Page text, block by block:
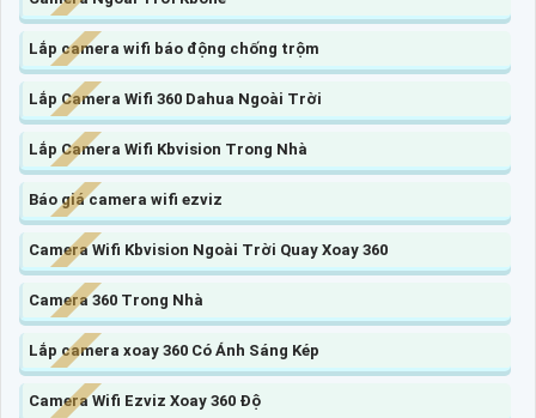
Lắp camera wifi báo động chống trộm
Lắp Camera Wifi 360 Dahua Ngoài Trời
Lắp Camera Wifi Kbvision Trong Nhà
Báo giá camera wifi ezviz
Camera Wifi Kbvision Ngoài Trời Quay Xoay 360
Camera 360 Trong Nhà
Lắp camera xoay 360 Có Ánh Sáng Kép
Camera Wifi Ezviz Xoay 360 Độ